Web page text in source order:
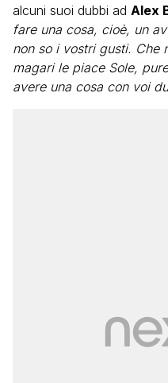
alcuni suoi dubbi ad Alex
fare una cosa, cioè, un
non so i vostri gusti. Che
magari le piace Sole,
avere una cosa con voi